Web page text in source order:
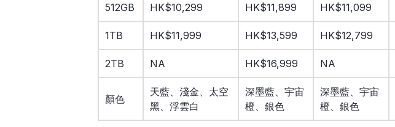
512GB HK$10,299 HK$11,899 HK$11,099
1TB HK$11,999 HK$13,599 HK$12,799
2TB NA HK$16,999 NA
顏色
天藍、淺金、太空
黑、浮雲白
深墨藍、宇宙
橙、銀色
深墨藍、宇宙
橙、銀色